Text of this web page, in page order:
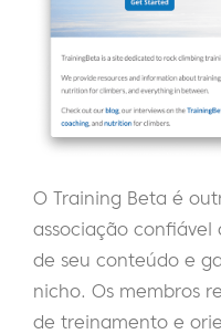
O Training Beta é
associação
de seu conteúdo e
nicho. Os membros
de treinamento e